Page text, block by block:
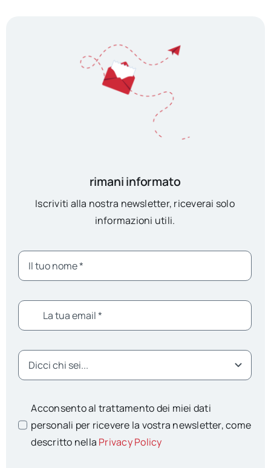
rimani informato
Iscriviti alla nostra newsletter, riceverai solo
informazioni utili.
Acconsento al trattamento dei miei dati
personali per ricevere la vostra newsletter, come
descritto nella Privacy Policy